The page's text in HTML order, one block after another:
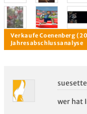
Verkaufe
wer hat